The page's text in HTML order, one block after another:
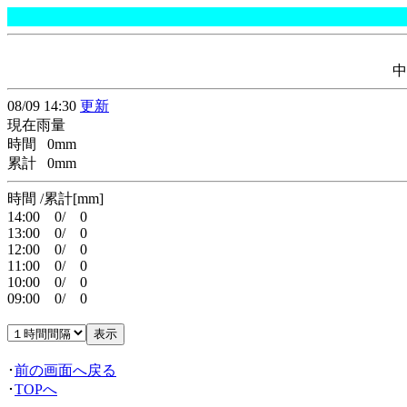
08/09 14:30 更新
現在雨量
時間 0mm
累計 0mm
時間 /累計[mm]
14:00 0/ 0
13:00 0/ 0
12:00 0/ 0
11:00 0/ 0
10:00 0/ 0
09:00 0/ 0
･前の画面へ戻る
･TOPへ